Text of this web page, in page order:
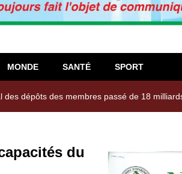
MONDE SANTÉ SPORT
dépôts des membres passé de 18
du